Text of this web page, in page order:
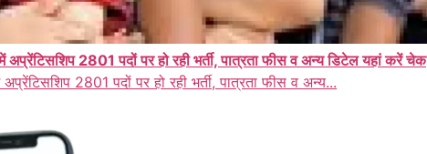
2801 पदों पर हो रही भर्ती, पात्रता फीस व अन्य डिटेल यहां करें चेक
2801 पदों पर हो रही भर्ती, पात्रता फीस व अन्य...